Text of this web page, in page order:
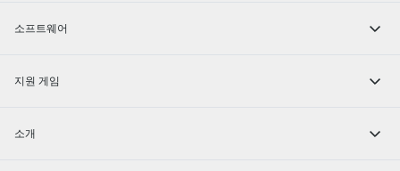
소프트웨어
지원 게임
소개